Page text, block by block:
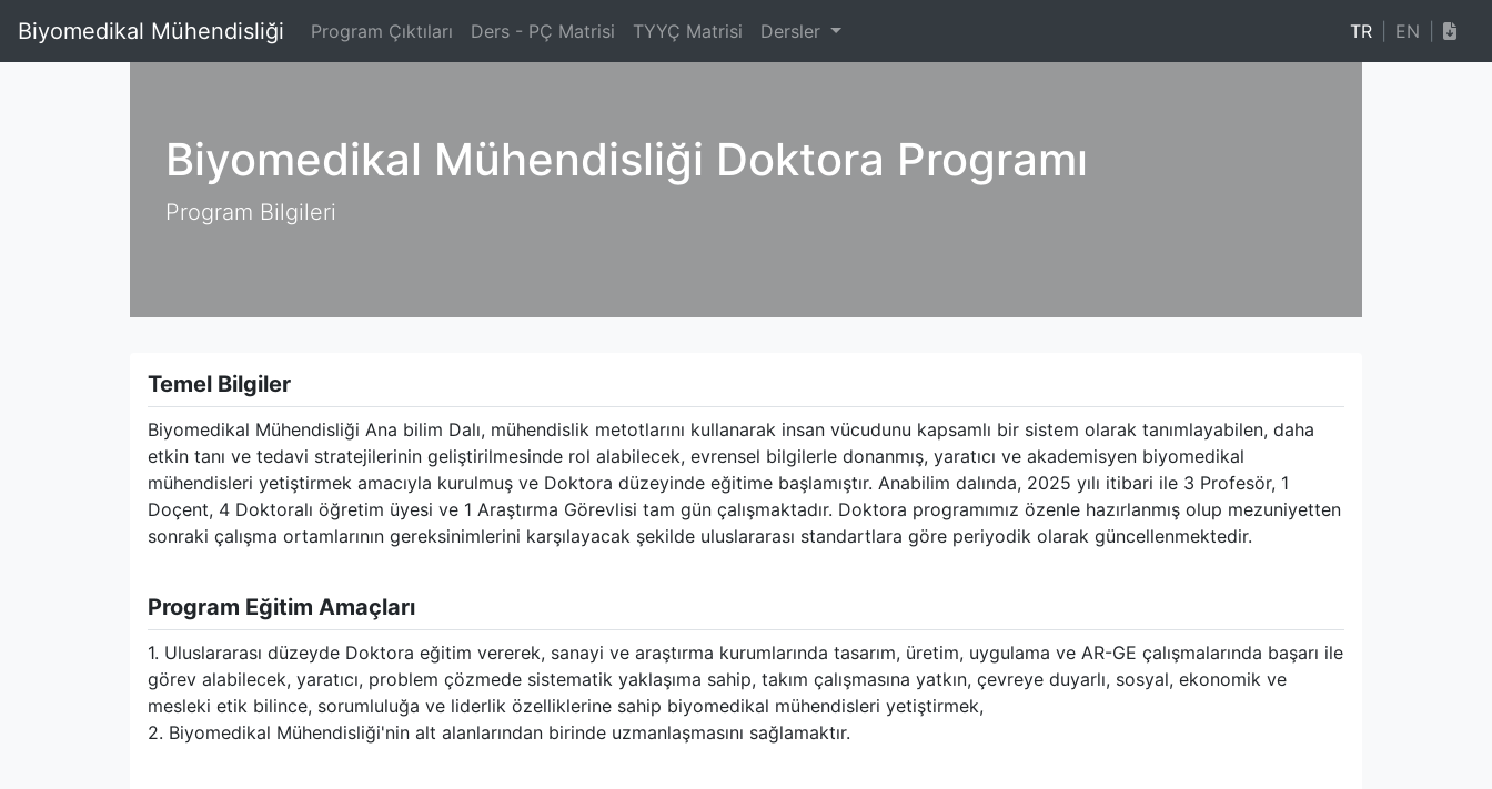
Biyomedikal Mühendisliği Program Çıktıları Ders - PÇ Matrisi TYYÇ Matrisi Dersler TR EN
Biyomedikal Mühendisliği Doktora Programı
Program Bilgileri
Temel Bilgiler
Biyomedikal Mühendisliği Ana bilim Dalı, mühendislik metotlarını kullanarak insan vücudunu kapsamlı bir sistem olarak tanımlayabilen, daha
etkin tanı ve tedavi stratejilerinin geliştirilmesinde rol alabilecek, evrensel bilgilerle donanmış, yaratıcı ve akademisyen biyomedikal
mühendisleri yetiştirmek amacıyla kurulmuş ve Doktora düzeyinde eğitime başlamıştır. Anabilim dalında, 2025 yılı itibari ile 3 Profesör, 1
Doçent, 4 Doktoralı öğretim üyesi ve 1 Araştırma Görevlisi tam gün çalışmaktadır. Doktora programımız özenle hazırlanmış olup mezuniyetten
sonraki çalışma ortamlarının gereksinimlerini karşılayacak şekilde uluslararası standartlara göre periyodik olarak güncellenmektedir.
Program Eğitim Amaçları
1. Uluslararası düzeyde Doktora eğitim vererek, sanayi ve araştırma kurumlarında tasarım, üretim, uygulama ve AR-GE çalışmalarında başarı ile
görev alabilecek, yaratıcı, problem çözmede sistematik yaklaşıma sahip, takım çalışmasına yatkın, çevreye duyarlı, sosyal, ekonomik ve
mesleki etik bilince, sorumluluğa ve liderlik özelliklerine sahip biyomedikal mühendisleri yetiştirmek,
2. Biyomedikal Mühendisliği'nin alt alanlarından birinde uzmanlaşmasını sağlamaktır.